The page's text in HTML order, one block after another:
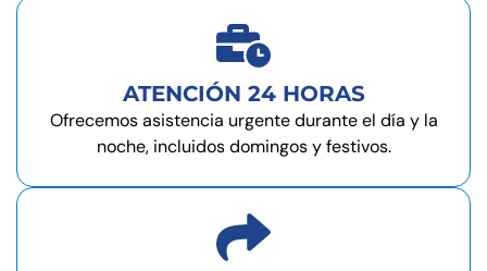
ATENCIÓN 24 HORAS
Ofrecemos asistencia urgente durante el día y la
noche, incluidos domingos y festivos.